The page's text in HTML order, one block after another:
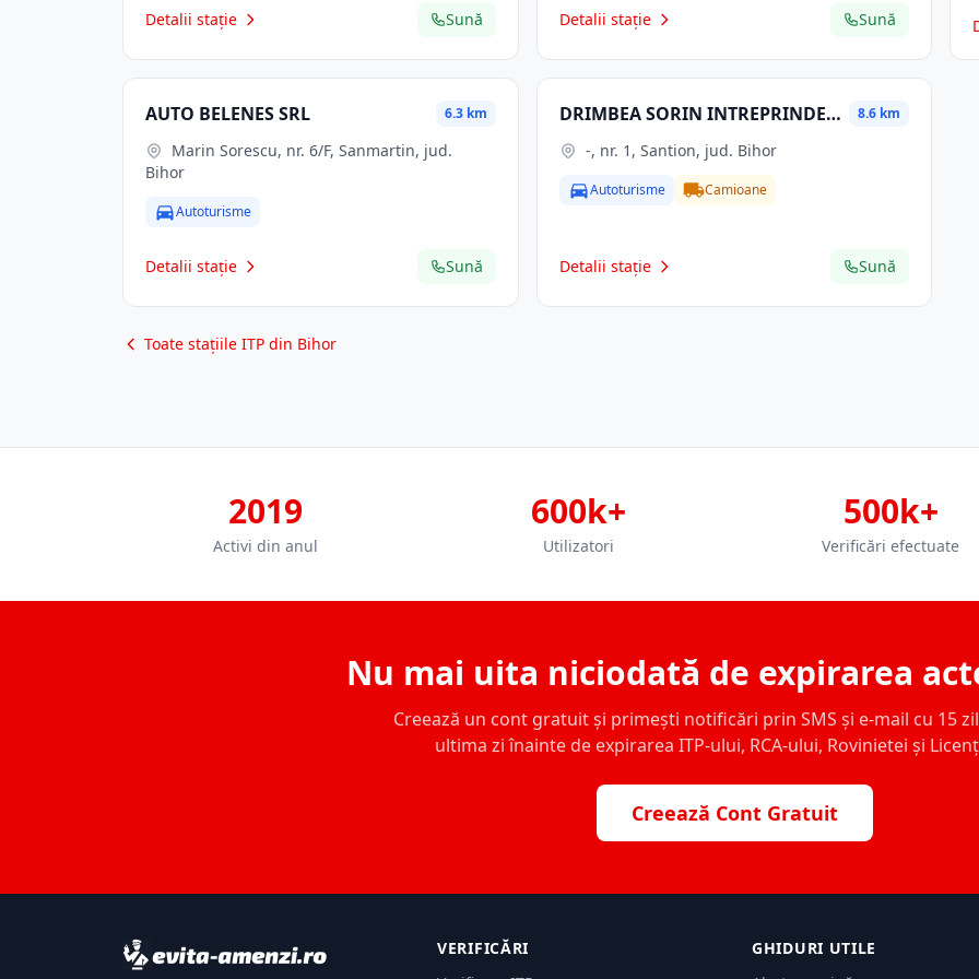
Detalii stație Sună Detalii stație Sună
AUTO BELENES SRL 6.3 km
Bihor
Autoturisme
Detalii stație Sună
DRIMBEA SORIN INTREPRINDERE INDIVIDUALA 8.6 km
-, nr. 1, Santion, jud. Bihor
Autoturisme Camioane
Detalii stație Sună
Toate stațiile ITP din Bihor
2019
Activi din anul
600k+
Utilizatori
500k+
Verificări efectuate
Nu mai uita niciodată de expirarea
Creează un cont gratuit și primești notificări prin SMS și e-mail cu 15
ultima zi înainte de expirarea ITP-ului, RCA-ului, Rovinietei și
Creează Cont Gratuit
VERIFICĂRI
GHIDURI UTILE